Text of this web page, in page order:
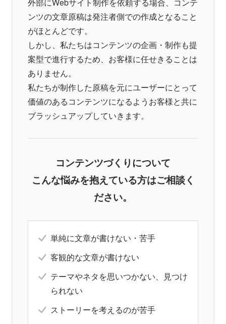
ンツの文章原稿は発注者側での作成となること
がほとんどです。
しかし、私たちはコンテンツの企画・制作も提
案型で進行するため、お客様に任せきることは
ありません。
私たちが制作した原稿を元にユーザーにとって
価値のあるコンテンツになるようお客様と共に
ブラッシュアップしていきます。
コンテンツづくりについて
こんな悩みを抱えている方はご相談く
ださい。
単純に文章が書けない・苦手
客観的な文章が書けない
テーマやネタを思いつかない、見つけ
られない
ストーリーを考えるのが苦手